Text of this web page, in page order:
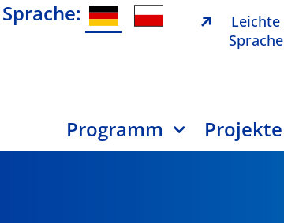
Sprache:
Leichte
Sprache
Programm Projekte